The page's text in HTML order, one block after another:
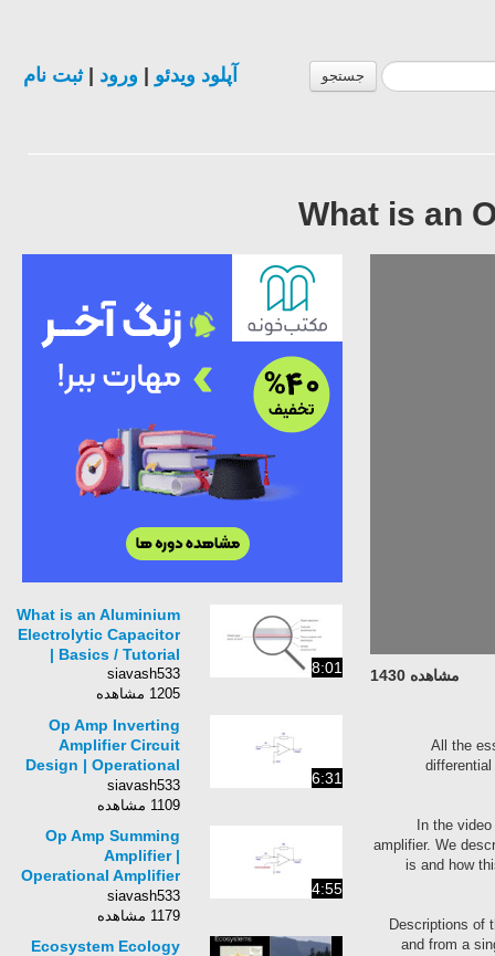
جستجو آپلود ویدئو ورود |ثبت نام
What is an
مشاهده 1430
All the
In the
amplifier. We
is and how
Descriptions of
and from a
8:01
What is an Aluminium
Electrolytic Capacitor
| Basics / Tutorial
siavash533
1205 مشاهده
6:31
Op Amp Inverting
Amplifier Circuit
Design | Operational
Amplifier Circuit
siavash533
1109 مشاهده
4:55
Op Amp Summing
Amplifier |
Operational Amplifier
Virtual Earth Mixer
siavash533
1179 مشاهده
Ecosystem Ecology